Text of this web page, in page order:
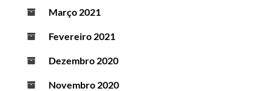
Março 2021
Fevereiro 2021
Dezembro 2020
Novembro 2020